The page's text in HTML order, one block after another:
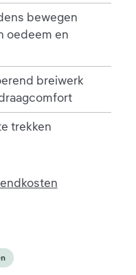
bewegen
oedeem en
breiwerk
trekken
5 sterren